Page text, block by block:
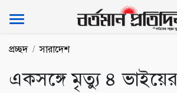
Bartoman Protidin
প্রচ্ছদ সারাদেশ
একসঙ্গে মৃত্যু ৪